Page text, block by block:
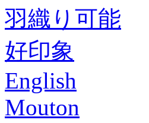
羽織り可能
好印象
English
Mouton